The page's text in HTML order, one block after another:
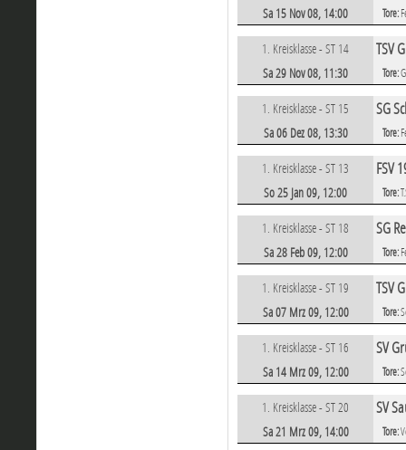
Sa 15 Nov 08, 14:00 Tore:
1. Kreisklasse - ST 14 TSV
Sa 29 Nov 08, 11:30 Tore:
1. Kreisklasse - ST 15 SG
Sa 06 Dez 08, 13:30 Tore:
1. Kreisklasse - ST 13 FSV
So 25 Jan 09, 12:00 Tore:
1. Kreisklasse - ST 18 SG
Sa 28 Feb 09, 12:00 Tore:
1. Kreisklasse - ST 19 TSV
Sa 07 Mrz 09, 12:00 Tore:
1. Kreisklasse - ST 16 SV
Sa 14 Mrz 09, 12:00 Tore:
1. Kreisklasse - ST 20 SV
Sa 21 Mrz 09, 14:00 Tore: